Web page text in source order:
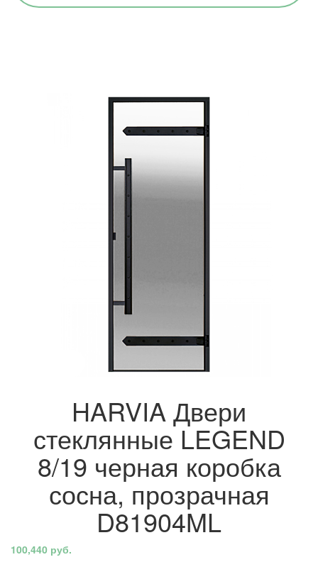
HARVIA Двери
стеклянные LEGEND
8/19 черная коробка
сосна, прозрачная
D81904ML
100,440 руб.